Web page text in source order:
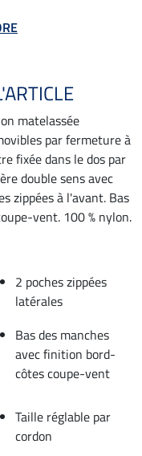
matelassée
par fermeture à
fixée dans le dos par
double sens avec
zippées à l'avant. Bas
vent. 100 % nylon.
2 poches zippées
latérales
Bas des manches
avec finition bord-
côtes coupe-vent
Taille réglable par
cordon